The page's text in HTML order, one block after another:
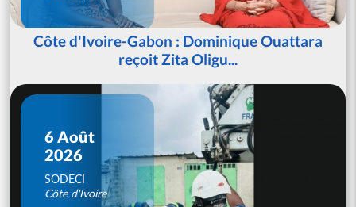
Côte d'Ivoire-Gabon : Dominique Ouattara
reçoit Zita Oligu...
6 Août
2026
SODECI
Côte d'Ivoire